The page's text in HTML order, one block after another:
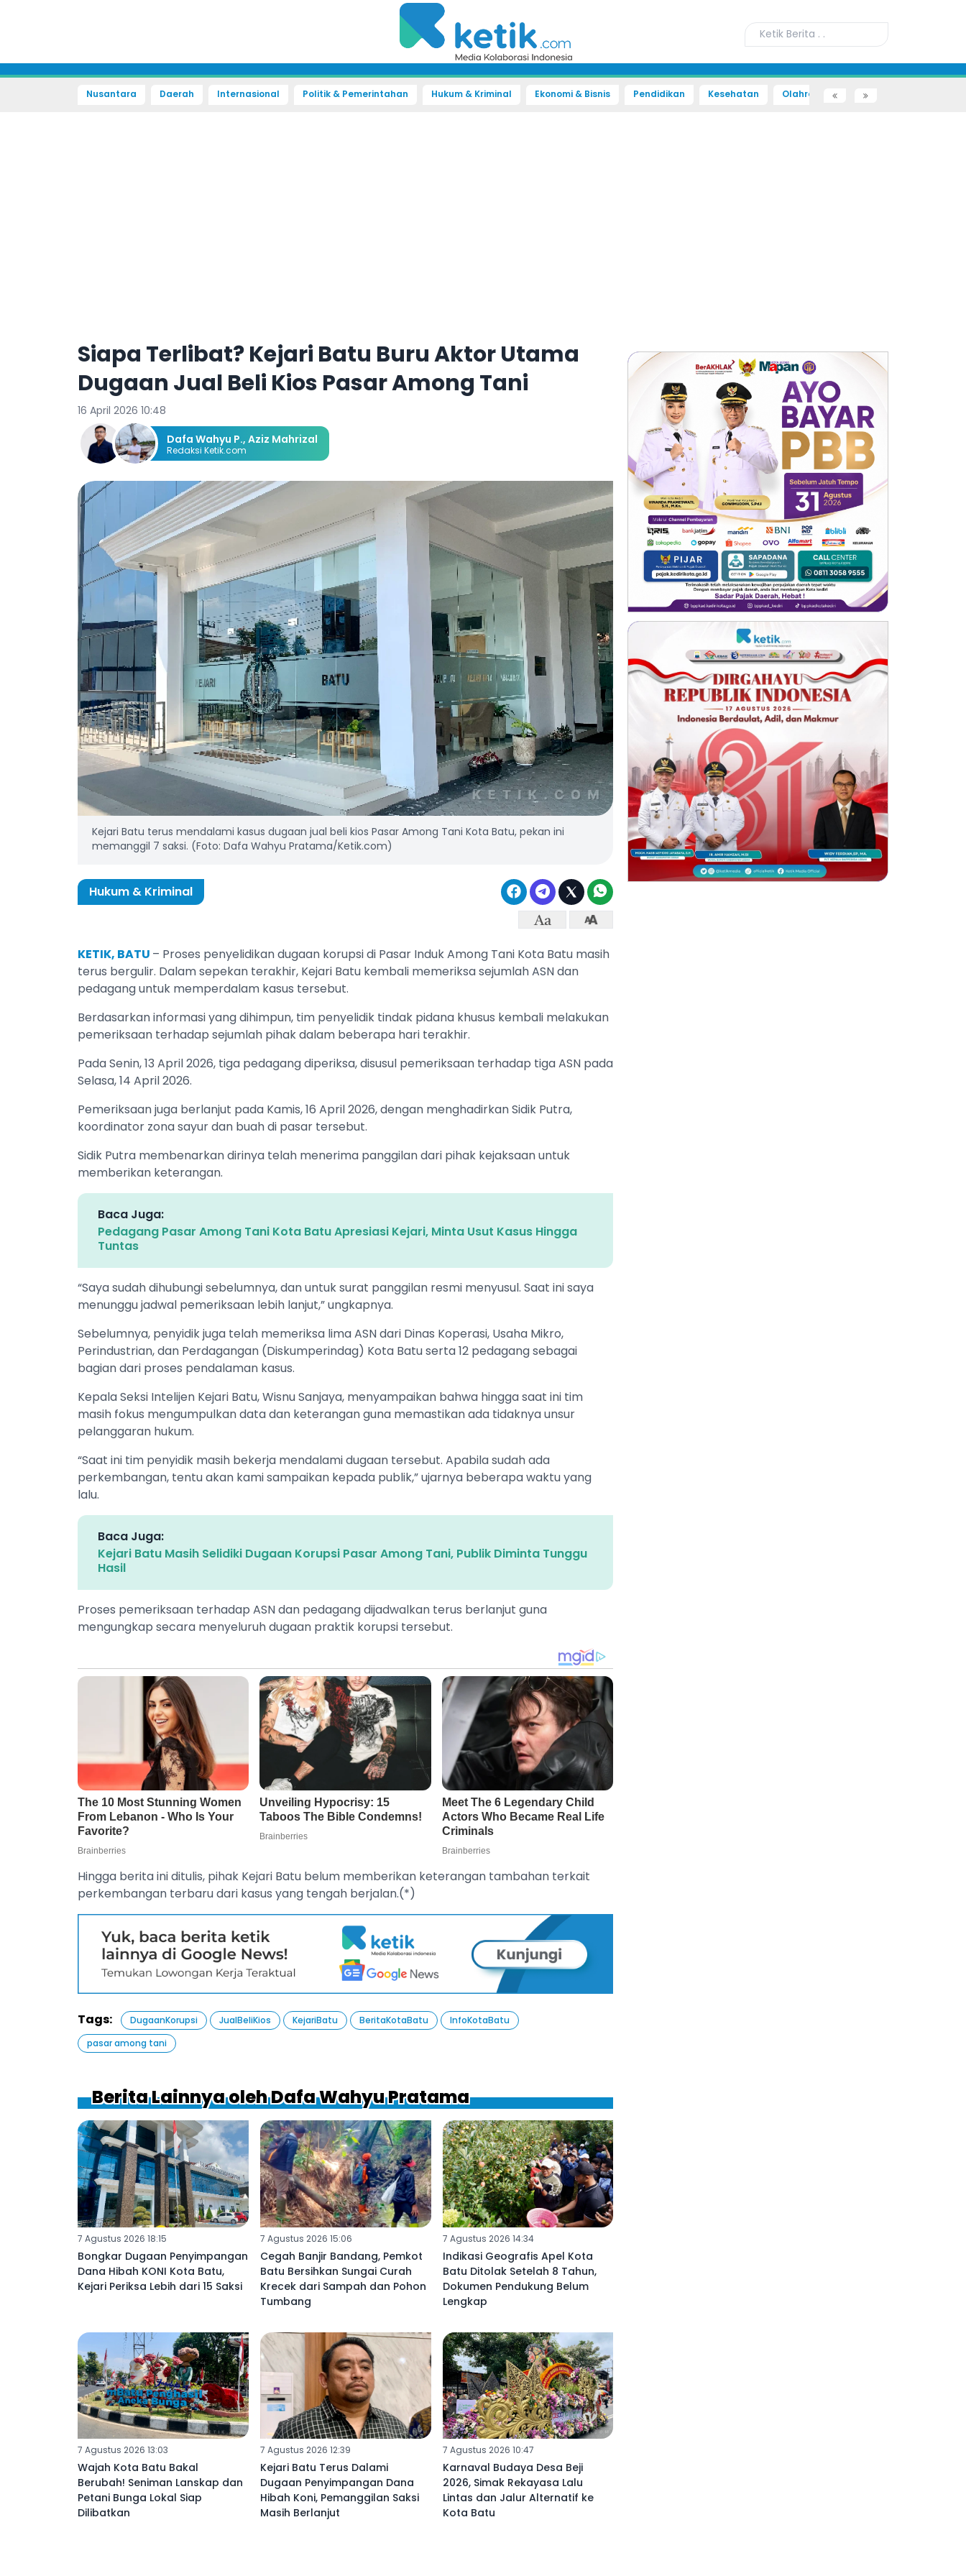
Nusantara Daerah Internasional Politik & Pemerintahan Hukum & Kriminal Ekonomi & Bisnis Pendidikan Kesehatan Olahraga Sains dan Teknologi
Siapa Terlibat? Kejari Batu Buru Aktor Utama
Dugaan Jual Beli Kios Pasar Among Tani
16 April 2026 10:48
Dafa Wahyu P., Aziz Mahrizal
Redaksi Ketik.com
Kejari Batu terus mendalami kasus dugaan jual beli kios Pasar Among Tani Kota Batu, pekan ini
memanggil 7 saksi. (Foto: Dafa Wahyu Pratama/Ketik.com)
Hukum & Kriminal
KETIK, BATU – Proses penyelidikan dugaan korupsi di Pasar Induk Among Tani Kota Batu masih
terus bergulir. Dalam sepekan terakhir, Kejari Batu kembali memeriksa sejumlah ASN dan
pedagang untuk memperdalam kasus tersebut.
Berdasarkan informasi yang dihimpun, tim penyelidik tindak pidana khusus kembali melakukan
pemeriksaan terhadap sejumlah pihak dalam beberapa hari terakhir.
Pada Senin, 13 April 2026, tiga pedagang diperiksa, disusul pemeriksaan terhadap tiga ASN pada
Selasa, 14 April 2026.
Pemeriksaan juga berlanjut pada Kamis, 16 April 2026, dengan menghadirkan Sidik Putra,
koordinator zona sayur dan buah di pasar tersebut.
Sidik Putra membenarkan dirinya telah menerima panggilan dari pihak kejaksaan untuk
memberikan keterangan.
Baca Juga:
Pedagang Pasar Among Tani Kota Batu Apresiasi Kejari, Minta Usut Kasus Hingga
Tuntas
“Saya sudah dihubungi sebelumnya, dan untuk surat panggilan resmi menyusul. Saat ini saya
menunggu jadwal pemeriksaan lebih lanjut,” ungkapnya.
Sebelumnya, penyidik juga telah memeriksa lima ASN dari Dinas Koperasi, Usaha Mikro,
Perindustrian, dan Perdagangan (Diskumperindag) Kota Batu serta 12 pedagang sebagai
bagian dari proses pendalaman kasus.
Kepala Seksi Intelijen Kejari Batu, Wisnu Sanjaya, menyampaikan bahwa hingga saat ini tim
masih fokus mengumpulkan data dan keterangan guna memastikan ada tidaknya unsur
pelanggaran hukum.
“Saat ini tim penyidik masih bekerja mendalami dugaan tersebut. Apabila sudah ada
perkembangan, tentu akan kami sampaikan kepada publik,” ujarnya beberapa waktu yang
lalu.
Baca Juga:
Kejari Batu Masih Selidiki Dugaan Korupsi Pasar Among Tani, Publik Diminta Tunggu
Hasil
Proses pemeriksaan terhadap ASN dan pedagang dijadwalkan terus berlanjut guna
mengungkap secara menyeluruh dugaan praktik korupsi tersebut.
Hingga berita ini ditulis, pihak Kejari Batu belum memberikan keterangan tambahan terkait
perkembangan terbaru dari kasus yang tengah berjalan.(*)
Tags: DugaanKorupsi JualBeliKios KejariBatu BeritaKotaBatu
InfoKotaBatu
pasar among tani
Berita Lainnya oleh Dafa Wahyu Pratama
7 Agustus 2026 18:15
Bongkar Dugaan Penyimpangan
Dana Hibah KONI Kota Batu,
Kejari Periksa Lebih dari 15 Saksi
7 Agustus 2026 15:06
Cegah Banjir Bandang, Pemkot
Batu Bersihkan Sungai Curah
Krecek dari Sampah dan Pohon
Tumbang
7 Agustus 2026 14:34
Indikasi Geografis Apel Kota
Batu Ditolak Setelah 8 Tahun,
Dokumen Pendukung Belum
Lengkap
7 Agustus 2026 13:03
Wajah Kota Batu Bakal
Berubah! Seniman Lanskap dan
Petani Bunga Lokal Siap
Dilibatkan
7 Agustus 2026 12:39
Kejari Batu Terus Dalami
Dugaan Penyimpangan Dana
Hibah Koni, Pemanggilan Saksi
Masih Berlanjut
7 Agustus 2026 10:47
Karnaval Budaya Desa Beji
2026, Simak Rekayasa Lalu
Lintas dan Jalur Alternatif ke
Kota Batu